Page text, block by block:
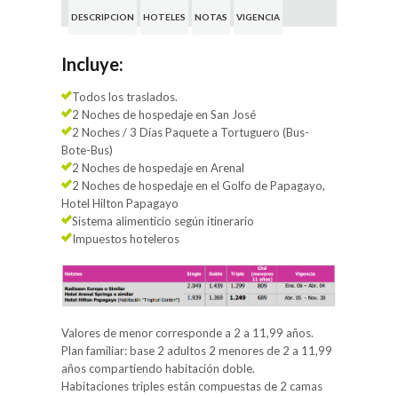
DESCRIPCION HOTELES NOTAS VIGENCIA
Incluye:
Todos los traslados.
2 Noches de hospedaje en San José
2 Noches / 3 Días Paquete a Tortuguero (Bus-
Bote-Bus)
2 Noches de hospedaje en Arenal
2 Noches de hospedaje en el Golfo de Papagayo,
Hotel Hilton Papagayo
Sistema alimenticio según itinerario
Impuestos hoteleros
Valores de menor corresponde a 2 a 11,99 años.
Plan familiar: base 2 adultos 2 menores de 2 a 11,99
años compartiendo habitación doble.
Habitaciones triples están compuestas de 2 camas